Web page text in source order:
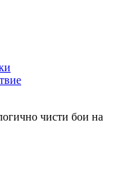
чисти бои на